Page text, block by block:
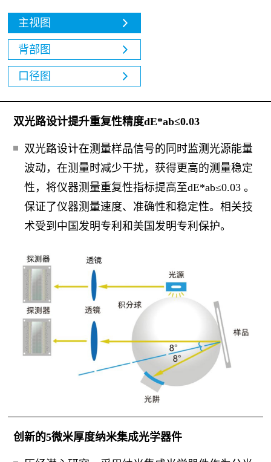
主视图
背部图
口径图
双光路设计提升重复性精度dE*ab≤0.03
双光路设计在测量样品信号的同时监测光源能量
波动，在测量时减少干扰，获得更高的测量稳定
性，将仪器测量重复性指标提高至dE*ab≤0.03 。
保证了仪器测量速度、准确性和稳定性。相关技
术受到中国发明专利和美国发明专利保护。
创新的5微米厚度纳米集成光学器件